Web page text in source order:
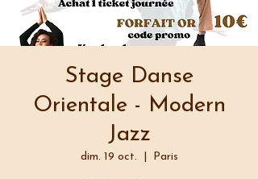
Stage Danse
Orientale - Modern
Jazz
dim. 19 oct. Paris